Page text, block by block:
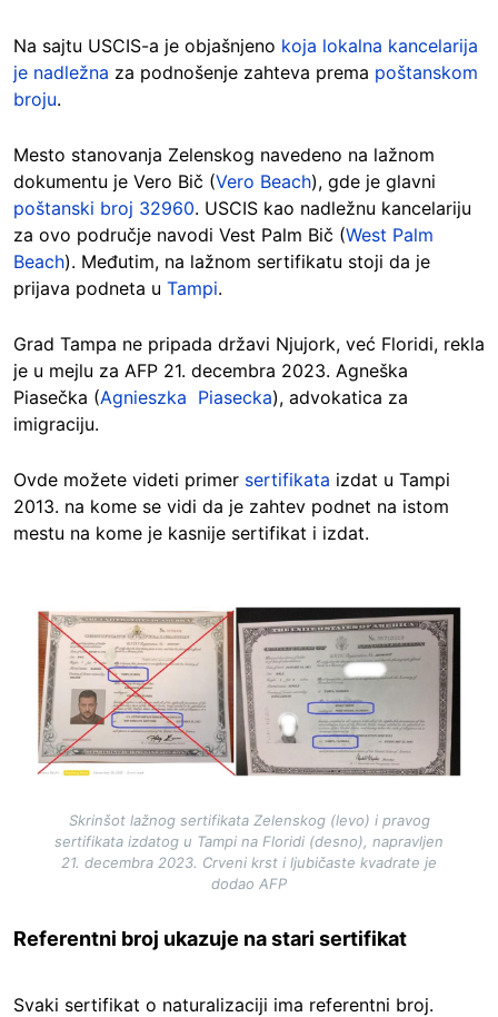
Na sajtu USCIS-a je objašnjeno koja lokalna kancelarija
je nadležna za podnošenje zahteva prema poštanskom
broju.
Mesto stanovanja Zelenskog navedeno na lažnom
dokumentu je Vero Bič (Vero Beach), gde je glavni
poštanski broj 32960. USCIS kao nadležnu kancelariju
za ovo područje navodi Vest Palm Bič (West Palm
Beach). Međutim, na lažnom sertifikatu stoji da je
prijava podneta u Tampi.
Grad Tampa ne pripada državi Njujork, već Floridi, rekla
je u mejlu za AFP 21. decembra 2023. Agneška
Piasečka (Agnieszka Piasecka), advokatica za
imigraciju.
Ovde možete videti primer sertifikata izdat u Tampi
2013. na kome se vidi da je zahtev podnet na istom
mestu na kome je kasnije sertifikat i izdat.
Image
Skrinšot lažnog sertifikata Zelenskog (levo) i pravog
sertifikata izdatog u Tampi na Floridi (desno), napravljen
21. decembra 2023. Crveni krst i ljubičaste kvadrate je
dodao AFP
Referentni broj ukazuje na stari sertifikat
Svaki sertifikat o naturalizaciji ima referentni broj.